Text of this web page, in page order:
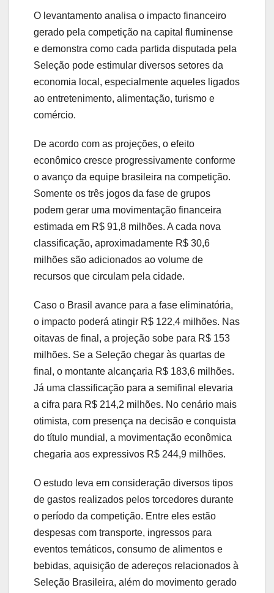
O levantamento analisa o impacto financeiro
gerado pela competição na capital fluminense
e demonstra como cada partida disputada pela
Seleção pode estimular diversos setores da
economia local, especialmente aqueles ligados
ao entretenimento, alimentação, turismo e
comércio.
De acordo com as projeções, o efeito
econômico cresce progressivamente conforme
o avanço da equipe brasileira na competição.
Somente os três jogos da fase de grupos
podem gerar uma movimentação financeira
estimada em R$ 91,8 milhões. A cada nova
classificação, aproximadamente R$ 30,6
milhões são adicionados ao volume de
recursos que circulam pela cidade.
Caso o Brasil avance para a fase eliminatória,
o impacto poderá atingir R$ 122,4 milhões. Nas
oitavas de final, a projeção sobe para R$ 153
milhões. Se a Seleção chegar às quartas de
final, o montante alcançaria R$ 183,6 milhões.
Já uma classificação para a semifinal elevaria
a cifra para R$ 214,2 milhões. No cenário mais
otimista, com presença na decisão e conquista
do título mundial, a movimentação econômica
chegaria aos expressivos R$ 244,9 milhões.
O estudo leva em consideração diversos tipos
de gastos realizados pelos torcedores durante
o período da competição. Entre eles estão
despesas com transporte, ingressos para
eventos temáticos, consumo de alimentos e
bebidas, aquisição de adereços relacionados à
Seleção Brasileira, além do movimento gerado